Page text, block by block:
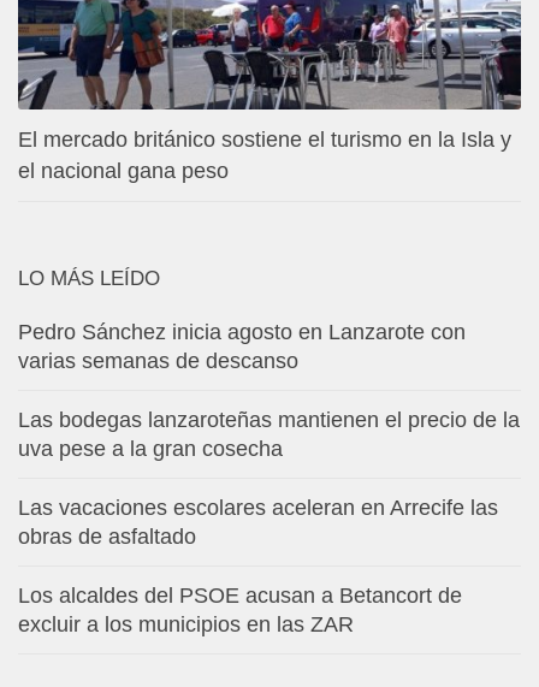
El mercado británico sostiene el turismo en la Isla y
el nacional gana peso
LO MÁS LEÍDO
Pedro Sánchez inicia agosto en Lanzarote con
varias semanas de descanso
Las bodegas lanzaroteñas mantienen el precio de la
uva pese a la gran cosecha
Las vacaciones escolares aceleran en Arrecife las
obras de asfaltado
Los alcaldes del PSOE acusan a Betancort de
excluir a los municipios en las ZAR